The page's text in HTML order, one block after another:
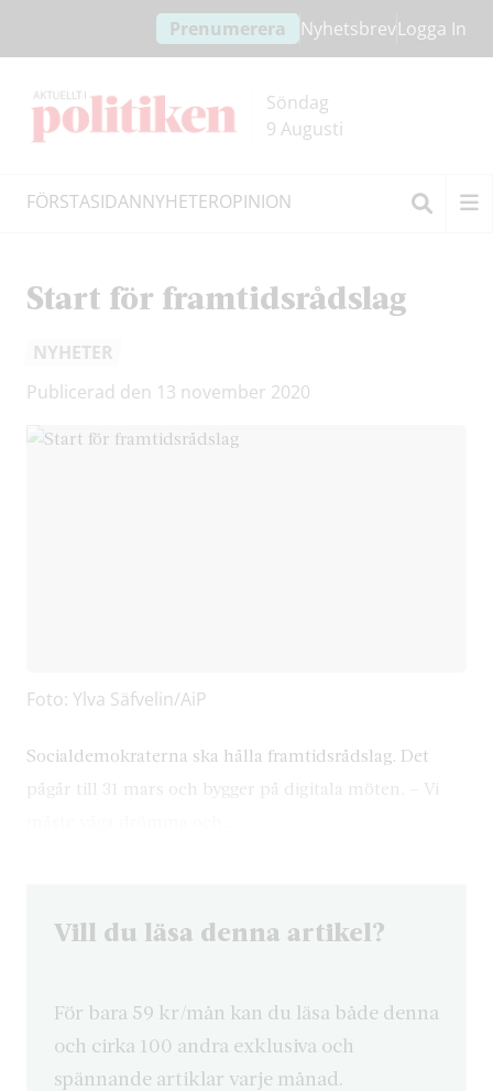
innehållet
headern
Prenumerera NyhetsbrevLogga In
Söndag
9 Augusti
FÖRSTASIDANNYHETEROPINION
Start för framtidsrådslag
NYHETER
Publicerad den 13 november 2020
Foto: Ylva Säfvelin/AiP
Socialdemokraterna ska hålla framtidsrådslag. Det
pågår till 31 mars och bygger på digitala möten. – Vi
Vill du läsa denna artikel?
För bara 59 kr/mån kan du läsa både denna
och cirka 100 andra exklusiva och
spännande artiklar varje månad.